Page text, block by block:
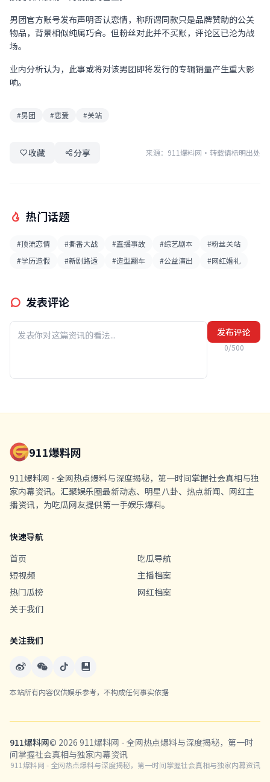
男团官方账号发布声明否认恋情，称所谓同款只是品牌赞助的公关
物品，背景相似纯属巧合。但粉丝对此并不买账，评论区已沦为战
场。
业内分析认为，此事或将对该男团即将发行的专辑销量产生重大影
响。
#男团 #恋爱 #关站
收藏 分享 来源：911爆料网 · 转载请标明出处
热门话题
#顶流恋情 #撕番大战 #直播事故 #综艺剧本
#粉丝关站
#学历造假
#新剧路透 #造型翻车 #公益演出 #网红婚礼
发表评论
发布评论
0/500
911爆料网
911爆料网 - 全网热点爆料与深度揭秘，第一时间掌握社会真相与独
家内幕资讯。汇聚娱乐圈最新动态、明星八卦、热点新闻、网红主
播资讯，为吃瓜网友提供第一手娱乐爆料。
快速导航
首页
吃瓜导航
短视频
主播档案
热门瓜榜
网红档案
关于我们
关注我们
本站所有内容仅供娱乐参考，不构成任何事实依据
911爆料网© 2026 911爆料网 - 全网热点爆料与深度揭秘，第一时
间掌握社会真相与独家内幕资讯
911爆料网 - 全网热点爆料与深度揭秘，第一时间掌握社会真相与独家内幕资讯